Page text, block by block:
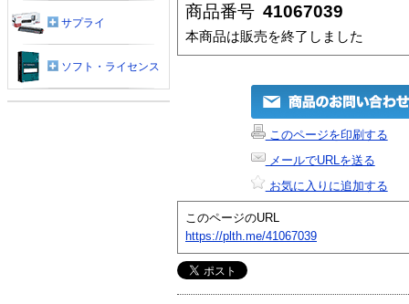
商品番号 41067039
本商品は販売を終了しました
このページを印刷する
メールでURLを送る
お気に入りに追加する
このページのURL
https://plth.me/41067039
サプライ
ソフト・ライセンス